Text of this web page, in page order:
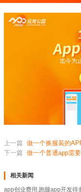
迄今为
上一篇 做一个换服装的
下一篇 做一个普通app需
相关新闻
app创业费用,跑腿app开发得